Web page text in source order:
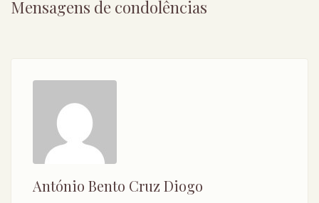
Mensagens de condolências
António Bento Cruz Diogo